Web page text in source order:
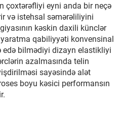
çoxtərəfliyi eyni anda bir neçə
və istehsal səmərəliliyini
kəskin daxili künclər
qabiliyyəti konvensinal
edə bilmədiyi dizayn elastikliyi
azalmasında telin
sayəsində alət
boyu kəsici performansın